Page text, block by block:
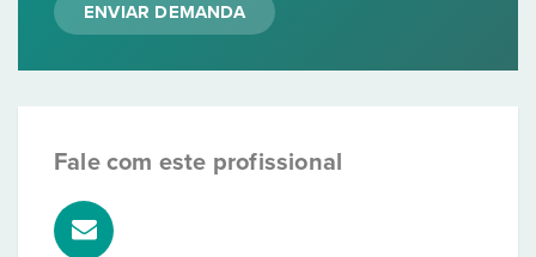
ENVIAR DEMANDA
Fale com este profissional